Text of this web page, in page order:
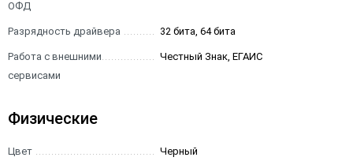
ОФД
Разрядность драйвера 32 бита, 64 бита
Работа с внешними
сервисами
Честный Знак, ЕГАИС
Физические
Цвет Черный